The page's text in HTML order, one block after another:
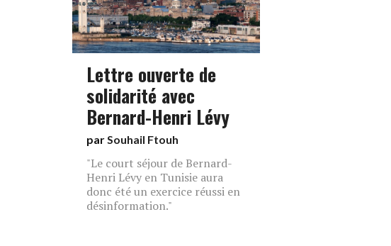
Lettre ouverte de
solidarité avec
Bernard-Henri Lévy
parSouhail Ftouh
"Le court séjour de Bernard-
Henri Lévy en Tunisie aura
donc été un exercice réussi en
désinformation."